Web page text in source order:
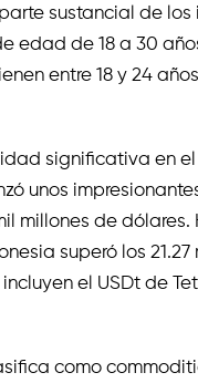
sustancial de los
edad de 18 a 30
entre 18 y 24
significativa en
unos
millones de dólares.
superó los 21.27
el USDt de
como